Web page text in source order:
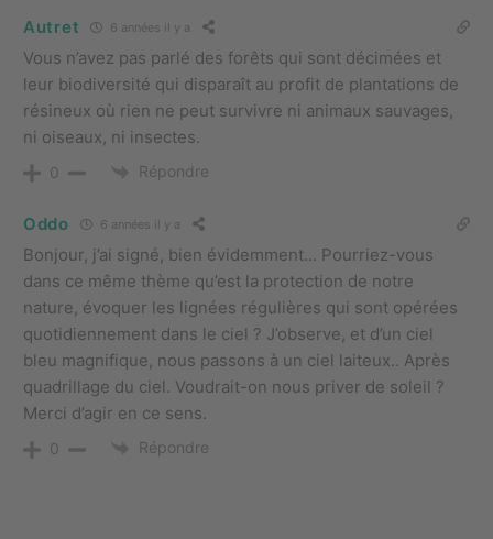
Autret 6 années il y a
Vous n’avez pas parlé des forêts qui sont décimées et
leur biodiversité qui disparaît au profit de plantations de
résineux où rien ne peut survivre ni animaux sauvages,
ni oiseaux, ni insectes.
0 Répondre
Oddo 6 années il y a
Bonjour, j’ai signé, bien évidemment… Pourriez-vous
dans ce même thème qu’est la protection de notre
nature, évoquer les lignées régulières qui sont opérées
quotidiennement dans le ciel ? J’observe, et d’un ciel
bleu magnifique, nous passons à un ciel laiteux.. Après
quadrillage du ciel. Voudrait-on nous priver de soleil ?
Merci d’agir en ce sens.
0 Répondre